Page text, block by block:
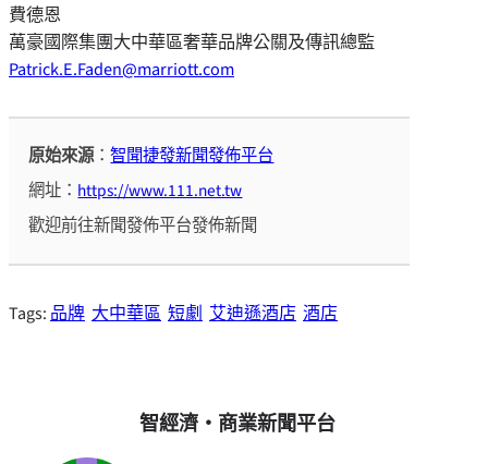
費德恩
萬豪國際集團大中華區奢華品牌公關及傳訊總監
Patrick.E.Faden@marriott.com
原始來源：智聞捷發新聞發佈平台
網址： https://www.111.net.tw
歡迎前往新聞發佈平台發佈新聞
Tags: 品牌 大中華區 短劇 艾迪遜酒店 酒店
智經濟・商業新聞平台